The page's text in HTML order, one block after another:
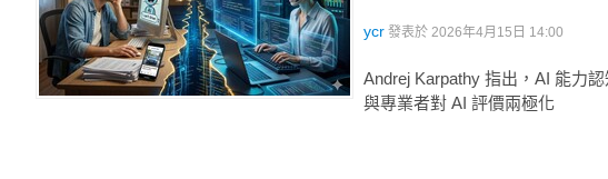
ycr 發表於 2026年4月15日 14:00
Andrej Karpathy 指出，AI 能力
與專業者對 AI 評價兩極化